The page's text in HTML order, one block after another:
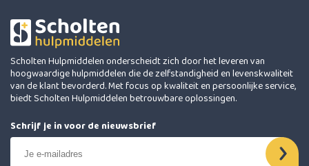
Scholten Hulpmiddelen onderscheidt zich door het leveren van
hoogwaardige hulpmiddelen die de zelfstandigheid en levenskwaliteit
van de klant bevorderd. Met focus op kwaliteit en persoonlijke service,
biedt Scholten Hulpmiddelen betrouwbare oplossingen.
Schrijf je in voor de nieuwsbrief